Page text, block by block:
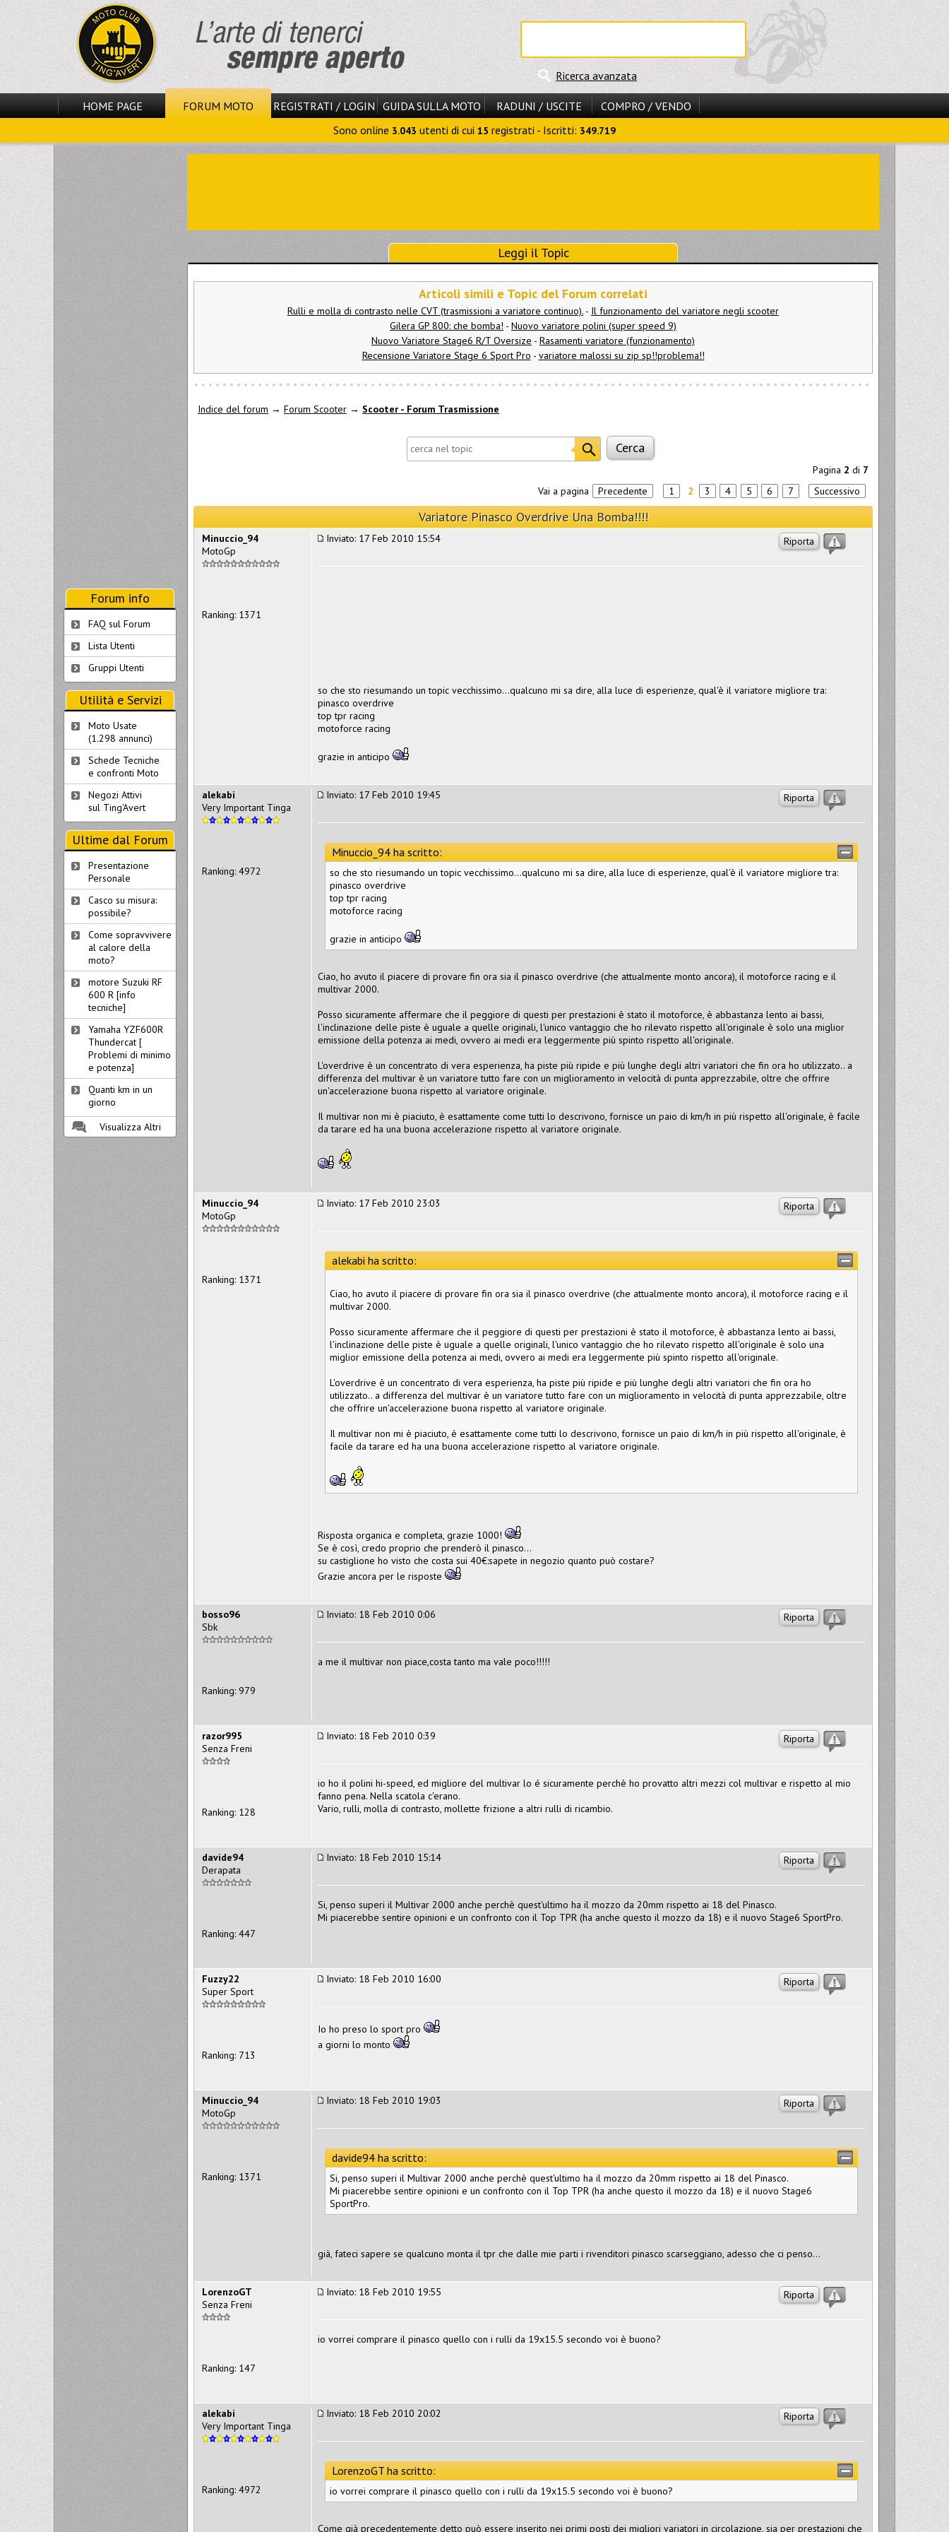
Ricerca avanzata
HOME PAGE FORUM MOTO REGISTRATI / LOGIN GUIDA SULLA MOTO RADUNI / USCITE
COMPRO / VENDO
Sono online 3.043 utenti di cui 15 registrati - Iscritti: 349.719
Leggi il Topic
Articoli simili e Topic del Forum correlati
Rulli e molla di contrasto nelle CVT (trasmissioni a variatore continuo). - Il funzionamento del variatore negli scooter
Gilera GP 800: che bomba! - Nuovo variatore polini (super speed 9)
Nuovo Variatore Stage6 R/T Oversize - Rasamenti variatore (funzionamento)
Recensione Variatore Stage 6 Sport Pro - variatore malossi su zip sp!!problema!!
Indice del forum → Forum Scooter → Scooter - Forum Trasmissione
Pagina 2 di 7
Vai a pagina
Precedente 1 2 3 4 5 6 7 Successivo
Variatore Pinasco Overdrive Una Bomba!!!!
Riporta
Inviato: 17 Feb 2010 15:54
so che sto riesumando un topic vecchissimo...qualcuno mi sa dire, alla luce di esperienze, qual'è il variatore migliore tra:
pinasco overdrive
top tpr racing
motoforce racing
grazie in anticipo
Minuccio_94
MotoGp
Ranking: 1371
Riporta
Inviato: 17 Feb 2010 19:45
Minuccio_94 ha scritto:
so che sto riesumando un topic vecchissimo...qualcuno mi sa dire, alla luce di esperienze, qual'è il variatore migliore tra:
pinasco overdrive
top tpr racing
motoforce racing
grazie in anticipo
Ciao, ho avuto il piacere di provare fin ora sia il pinasco overdrive (che attualmente monto ancora), il motoforce racing e il
multivar 2000.
Posso sicuramente affermare che il peggiore di questi per prestazioni è stato il motoforce, è abbastanza lento ai bassi,
l'inclinazione delle piste è uguale a quelle originali, l'unico vantaggio che ho rilevato rispetto all'originale è solo una miglior
emissione della potenza ai medi, ovvero ai medi era leggermente più spinto rispetto all'originale.
L'overdrive è un concentrato di vera esperienza, ha piste più ripide e più lunghe degli altri variatori che fin ora ho utilizzato.. a
differenza del multivar è un variatore tutto fare con un miglioramento in velocità di punta apprezzabile, oltre che offrire
un'accelerazione buona rispetto al variatore originale.
Il multivar non mi è piaciuto, è esattamente come tutti lo descrivono, fornisce un paio di km/h in più rispetto all'originale, è facile
da tarare ed ha una buona accelerazione rispetto al variatore originale.
alekabi
Very Important Tinga
Ranking: 4972
Riporta
Inviato: 17 Feb 2010 23:03
alekabi ha scritto:
Ciao, ho avuto il piacere di provare fin ora sia il pinasco overdrive (che attualmente monto ancora), il motoforce racing e il
multivar 2000.
Posso sicuramente affermare che il peggiore di questi per prestazioni è stato il motoforce, è abbastanza lento ai bassi,
l'inclinazione delle piste è uguale a quelle originali, l'unico vantaggio che ho rilevato rispetto all'originale è solo una
miglior emissione della potenza ai medi, ovvero ai medi era leggermente più spinto rispetto all'originale.
L'overdrive è un concentrato di vera esperienza, ha piste più ripide e più lunghe degli altri variatori che fin ora ho
utilizzato.. a differenza del multivar è un variatore tutto fare con un miglioramento in velocità di punta apprezzabile, oltre
che offrire un'accelerazione buona rispetto al variatore originale.
Il multivar non mi è piaciuto, è esattamente come tutti lo descrivono, fornisce un paio di km/h in più rispetto all'originale, è
facile da tarare ed ha una buona accelerazione rispetto al variatore originale.
Risposta organica e completa, grazie 1000!
Se è così, credo proprio che prenderò il pinasco...
su castiglione ho visto che costa sui 40€:sapete in negozio quanto può costare?
Grazie ancora per le risposte
Minuccio_94
MotoGp
Ranking: 1371
Riporta
Inviato: 18 Feb 2010 0:06
a me il multivar non piace,costa tanto ma vale poco!!!!!
bosso96
Sbk
Ranking: 979
Riporta
Inviato: 18 Feb 2010 0:39
io ho il polini hi-speed, ed migliore del multivar lo é sicuramente perchè ho provatto altri mezzi col multivar e rispetto al mio
fanno pena. Nella scatola c'erano.
Vario, rulli, molla di contrasto, mollette frizione a altri rulli di ricambio.
razor995
Senza Freni
Ranking: 128
Riporta
Inviato: 18 Feb 2010 15:14
Si, penso superi il Multivar 2000 anche perchè quest'ultimo ha il mozzo da 20mm rispetto ai 18 del Pinasco.
Mi piacerebbe sentire opinioni e un confronto con il Top TPR (ha anche questo il mozzo da 18) e il nuovo Stage6 SportPro.
davide94
Derapata
Ranking: 447
Riporta
Inviato: 18 Feb 2010 16:00
Io ho preso lo sport pro
a giorni lo monto
Fuzzy22
Super Sport
Ranking: 713
Riporta
Inviato: 18 Feb 2010 19:03
davide94 ha scritto:
Si, penso superi il Multivar 2000 anche perchè quest'ultimo ha il mozzo da 20mm rispetto ai 18 del Pinasco.
Mi piacerebbe sentire opinioni e un confronto con il Top TPR (ha anche questo il mozzo da 18) e il nuovo Stage6
SportPro.
già, fateci sapere se qualcuno monta il tpr che dalle mie parti i rivenditori pinasco scarseggiano, adesso che ci penso...
Minuccio_94
MotoGp
Ranking: 1371
Riporta
Inviato: 18 Feb 2010 19:55
io vorrei comprare il pinasco quello con i rulli da 19x15.5 secondo voi è buono?
LorenzoGT
Senza Freni
Ranking: 147
Riporta
Inviato: 18 Feb 2010 20:02
LorenzoGT ha scritto:
io vorrei comprare il pinasco quello con i rulli da 19x15.5 secondo voi è buono?
Come già precedentemente detto può essere inserito nei primi posti dei migliori variatori in circolazione, sia per prestazioni che
alekabi
Very Important Tinga
Ranking: 4972
Forum info
FAQ sul Forum
Lista Utenti
Gruppi Utenti
Utilità e Servizi
Moto Usate
(1.298 annunci)
Schede Tecniche
e confronti Moto
Negozi Attivi
sul Ting'Avert
Ultime dal Forum
Presentazione
Personale
Casco su misura:
possibile?
Come sopravvivere
al calore della
moto?
motore Suzuki RF
600 R [info
tecniche]
Yamaha YZF600R
Thundercat [
Problemi di minimo
e potenza]
Quanti km in un
giorno
Visualizza Altri